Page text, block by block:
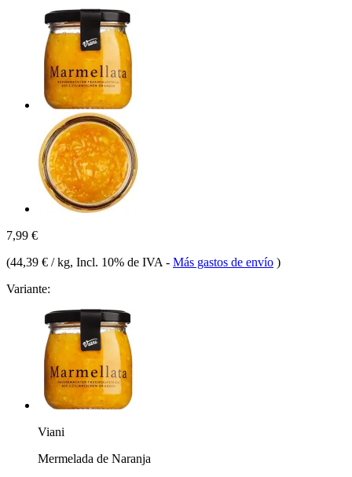
7,99 €
(44,39 € / kg, Incl. 10% de IVA - Más gastos de envío )
Variante:
Viani
Mermelada de Naranja